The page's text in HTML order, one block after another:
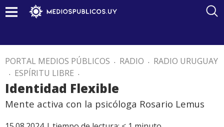
PORTAL MEDIOS PÚBLICOS . RADIO . RADIO URUGUAY
. ESPÍRITU LIBRE .
Identidad Flexible
Mente activa con la psicóloga Rosario Lemus